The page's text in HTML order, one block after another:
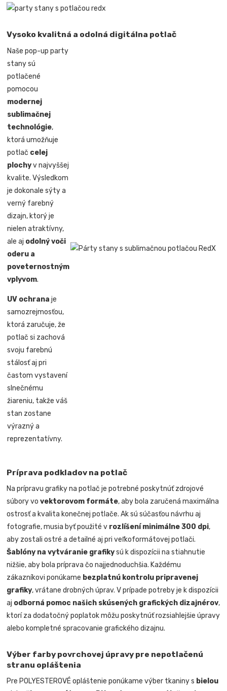
Vysoko kvalitná a odolná digitálna potlač
Naše pop-up party
stany sú
potlačené
pomocou
modernej
sublimačnej
technológie,
ktorá umožňuje
potlač celej
plochyv najvyššej
kvalite. Výsledkom
je dokonale sýty a
verný farebný
dizajn, ktorý je
nielen atraktívny,
ale aj odolný voči
oderu a
poveternostným
vplyvom.
UV ochrana je
samozrejmosťou,
ktorá zaručuje, že
potlač si zachová
svoju farebnú
stálosť aj pri
častom vystavení
slnečnému
žiareniu, takže váš
stan zostane
výrazný a
reprezentatívny.
Príprava podkladov na potlač
Na prípravu grafiky na potlač je potrebné poskytnúť zdrojové
súbory vovektorovom formáte, aby bola zaručená maximálna
ostrosť a kvalita konečnej potlače. Ak sú súčasťou návrhu aj
fotografie, musia byť použité v rozlíšení minimálne 300 dpi,
aby zostali ostré a detailné aj pri veľkoformátovej potlači.
Šablóny na vytváranie grafikysú k dispozícii na stiahnutie
nižšie, aby bola príprava čo najjednoduchšia. Každému
zákazníkovi ponúkame bezplatnú kontrolu pripravenej
grafiky, vrátane drobných úprav. V prípade potreby je k dispozícii
aj odborná pomoc našich skúsených grafických dizajnérov,
ktorí za dodatočný poplatok môžu poskytnúť rozsiahlejšie úpravy
alebo kompletné spracovanie grafického dizajnu.
Výber farby povrchovej úpravy pre nepotlačenú
stranu opláštenia
Pre POLYESTEROVÉ opláštenie ponúkame výber tkaniny s bielou